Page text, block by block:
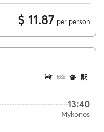
$ 11.87 per person
13:40
Mykonos